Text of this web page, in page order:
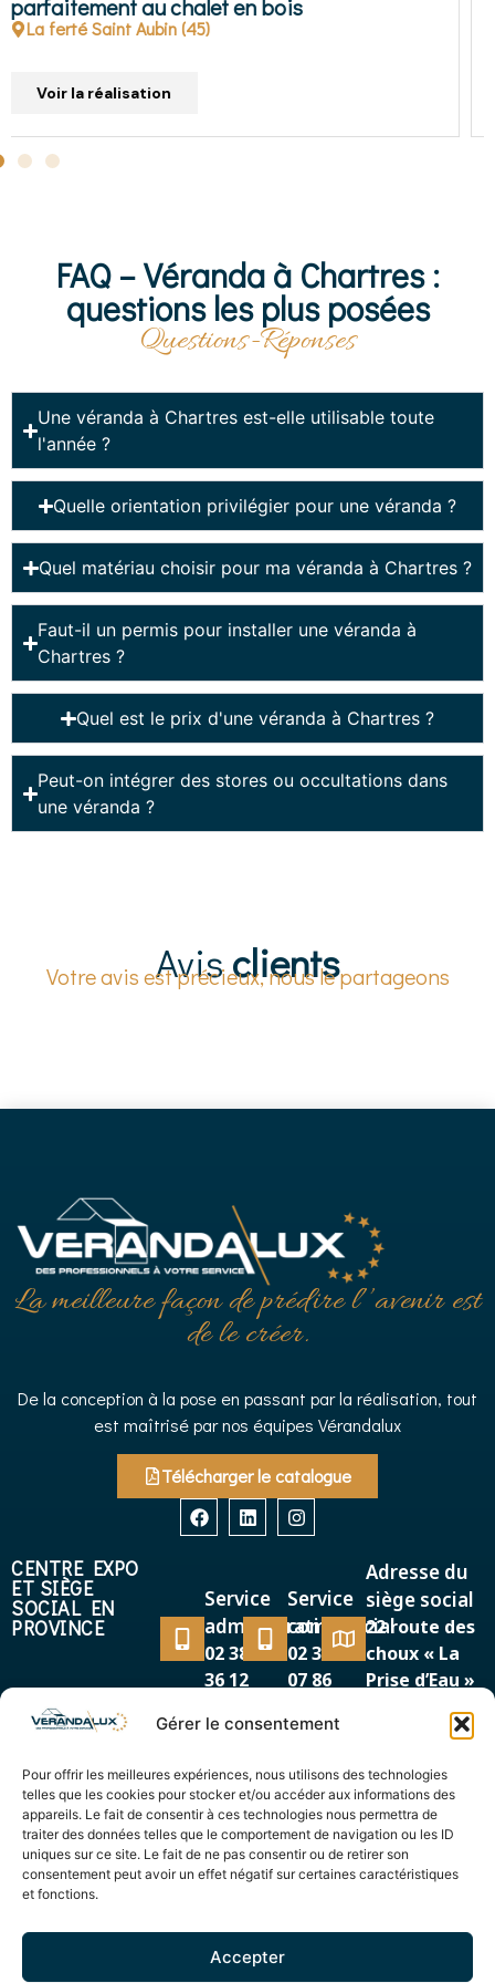
Gérer le consentement
Pour offrir les meilleures expériences, nous utilisons des technologies
telles que les cookies pour stocker et/ou accéder aux informations des
appareils. Le fait de consentir à ces technologies nous permettra de
traiter des données telles que le comportement de navigation ou les ID
uniques sur ce site. Le fait de ne pas consentir ou de retirer son
consentement peut avoir un effet négatif sur certaines caractéristiques
et fonctions.
Accepter
FAQ – Véranda à Chartres :
questions les plus posées
Questions-Réponses
Une véranda à Chartres est-elle utilisable toute
l'année ?
Quelle orientation privilégier pour une véranda ?
Quel matériau choisir pour ma véranda à Chartres ?
Faut-il un permis pour installer une véranda à
Chartres ?
Quel est le prix d'une véranda à Chartres ?
Peut-on intégrer des stores ou occultations dans
une véranda ?
Avisclients
Votre avis est précieux, nous le partageons
La meilleure façon de prédire l’’avenir est
de le créer.
De la conception à la pose en passant par la réalisation, tout
est maîtrisé par nos équipes Vérandalux
Télécharger le catalogue
CENTRE EXPO
ET SIÈGE
SOCIAL EN
PROVINCE
Service
administratif
02 38 38
36 12
Service
commercial
02 38 38
07 86
Adresse du
siège social
22 route des
choux « La
Prise d’Eau »
45500 GIEN
EN RÉGION
PARISIENNE
Service
commercial
01 69 12
44 00
87/89, avenue de la
Cour de France
91260 JUVISY SUR
ORGE